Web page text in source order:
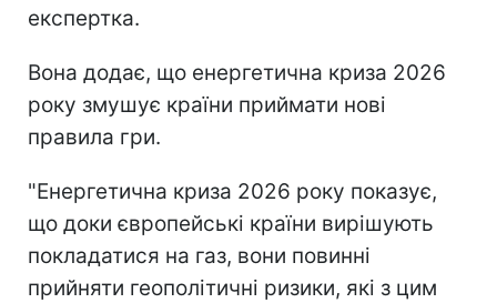
експертка.
Вона додає, що енергетична криза 2026
року змушує країни приймати нові
правила гри.
"Енергетична криза 2026 року показує,
що доки європейські країни вирішують
покладатися на газ, вони повинні
прийняти геополітичні ризики, які з цим